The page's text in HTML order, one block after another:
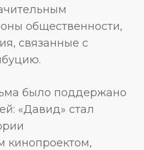
общественности,
связанные с
было поддержано
«Давид» стал
кинопроектом,